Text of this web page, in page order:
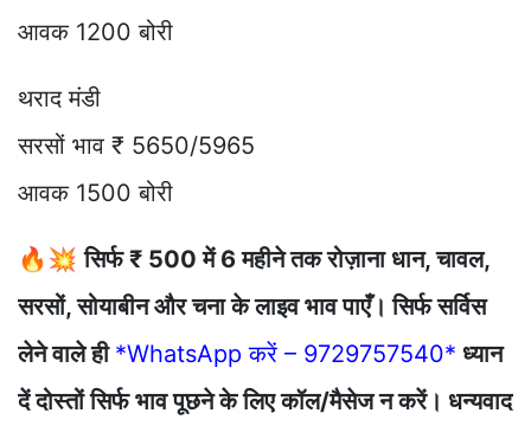
आवक 1200 बोरी
थराद मंडी
सरसों भाव ₹ 5650/5965
आवक 1500 बोरी
🔥💥सिर्फ ₹ 500 में 6 महीने तक रोज़ाना धान, चावल,
सरसों, सोयाबीन और चना के लाइव भाव पाएँ। सिर्फ सर्विस
लेने वाले ही *WhatsApp करें – 9729757540* ध्यान
दें दोस्तों सिर्फ भाव पूछने के लिए कॉल/मैसेज न करें। धन्यवाद